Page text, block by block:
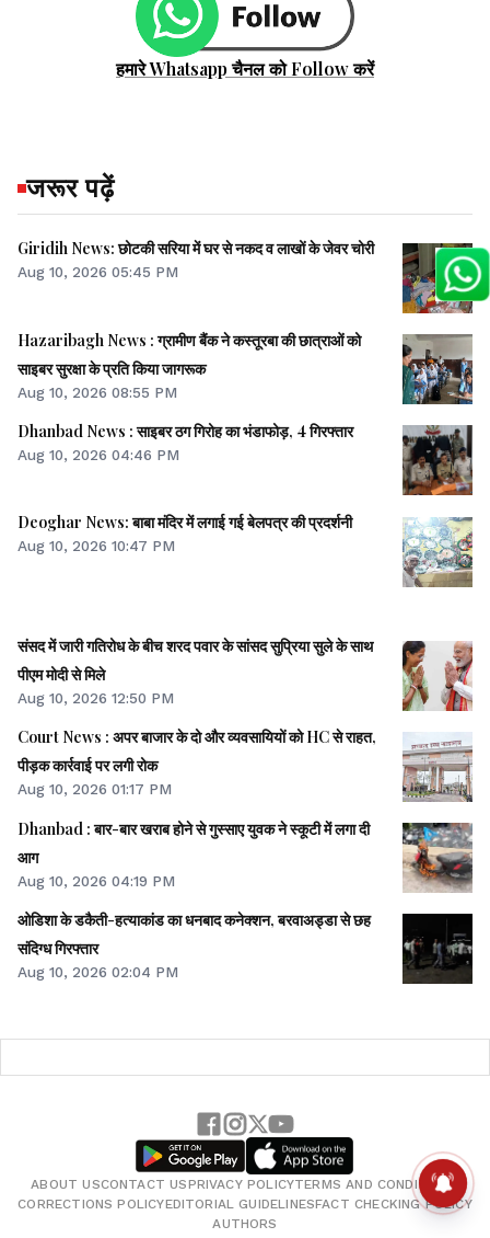
हमारे Whatsapp चैनल को Follow करें
जरूर पढ़ें
Giridih News: छोटकी सरिया में घर से नकद व लाखों के जेवर चोरी
Aug 10, 2026 05:45 PM
Hazaribagh News : ग्रामीण बैंक ने कस्तूरबा की छात्राओं को
साइबर सुरक्षा के प्रति किया जागरूक
Aug 10, 2026 08:55 PM
Dhanbad News : साइबर ठग गिरोह का भंडाफोड़, 4 गिरफ्तार
Aug 10, 2026 04:46 PM
Deoghar News: बाबा मंदिर में लगाई गई बेलपत्र की प्रदर्शनी
Aug 10, 2026 10:47 PM
संसद में जारी गतिरोध के बीच शरद पवार के सांसद सुप्रिया सुले के साथ
पीएम मोदी से मिले
Aug 10, 2026 12:50 PM
Court News : अपर बाजार के दो और व्यवसायियों को HC से राहत,
पीड़क कार्रवाई पर लगी रोक
Aug 10, 2026 01:17 PM
Dhanbad : बार-बार खराब होने से गुस्साए युवक ने स्कूटी में लगा दी
आग
Aug 10, 2026 04:19 PM
ओडिशा के डकैती-हत्याकांड का धनबाद कनेक्शन, बरवाअड्डा से छह
संदिग्ध गिरफ्तार
Aug 10, 2026 02:04 PM
ABOUT USCONTACT USPRIVACY POLICYTERMS AND CONDITIONS
CORRECTIONS POLICYEDITORIAL GUIDELINESFACT CHECKING POLICY
AUTHORS